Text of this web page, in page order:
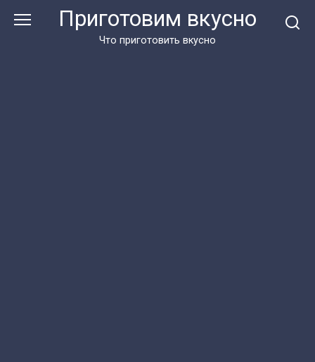
Приготовим вкусно
Что приготовить вкусно